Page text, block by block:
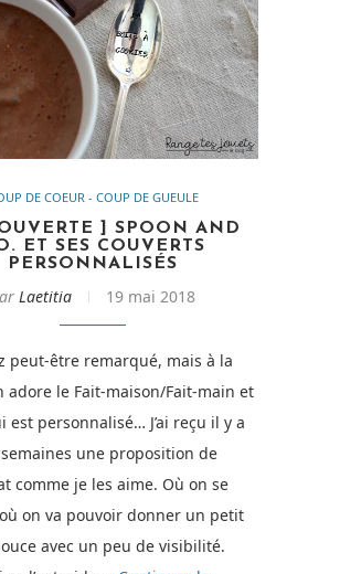
DE COEUR - COUP DE GUEULE
] SPOON AND
ET SES COUVERTS
PERSONNALISÉS
Laetitia 19 mai 2018
peut-être remarqué, mais à la
adore le Fait-maison/Fait-main et
est personnalisé… J’ai reçu il y a
une proposition de
comme je les aime. Où on se
on va pouvoir donner un petit
avec un peu de visibilité.